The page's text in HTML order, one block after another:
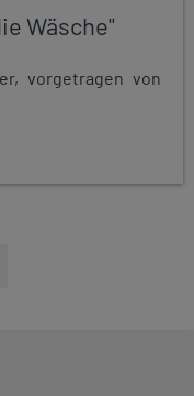
Wäsche"
vorgetragen von